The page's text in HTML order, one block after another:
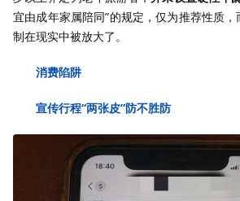
宜由成年家属陪同”的规定，仅为推荐性质，
制在现实中被放大了。
消费陷阱
宣传行程“两张皮”防不胜防